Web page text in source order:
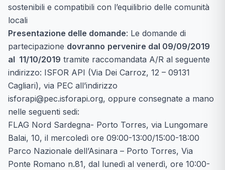
sostenibili e compatibili con l’equilibrio delle comunità
locali
Presentazione delle domande: Le domande di
partecipazione dovranno pervenire dal 09/09/2019
al 11/10/2019 tramite raccomandata A/R al seguente
indirizzo: ISFOR API (Via Dei Carroz, 12 – 09131
Cagliari), via PEC all’indirizzo
isforapi@pec.isforapi.org, oppure consegnate a mano
nelle seguenti sedi:
FLAG Nord Sardegna- Porto Torres, via Lungomare
Balai, 10, il mercoledì ore 09:00-13:00/15:00-18:00
Parco Nazionale dell’Asinara – Porto Torres, Via
Ponte Romano n.81, dal lunedì al venerdì, ore 10:00-